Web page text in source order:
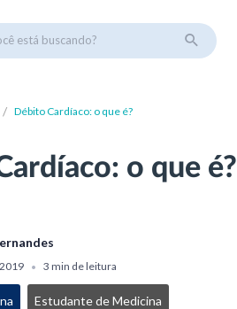
está buscando?
/ Débito Cardíaco: o que é?
o que é?
• 3 min de leitura
Estudante de Medicina